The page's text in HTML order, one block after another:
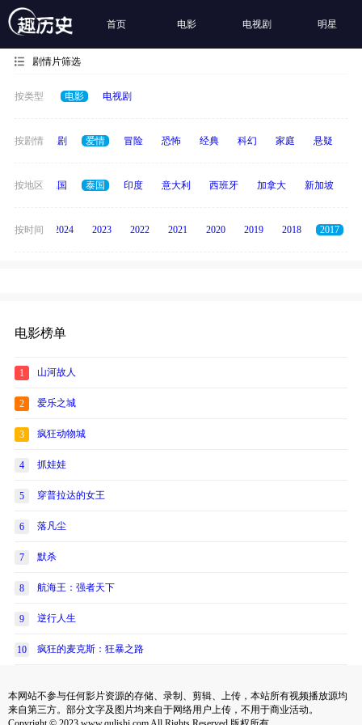
首页 电影 电视剧 明星
剧情片筛选
按类型 电影 电视剧
按剧情
全部 喜剧 爱情 冒险 恐怖 经典 科幻 家庭 悬疑
按地区
韩国 德国 泰国 印度 意大利 西班牙 加拿大 新加坡
按时间
2025 2024 2023 2022 2021 2020 2019 2018 2017
电影榜单
1 山河故人
2 爱乐之城
3 疯狂动物城
4 抓娃娃
5 穿普拉达的女王
6 落凡尘
7 默杀
8 航海王：强者天下
9 逆行人生
10 疯狂的麦克斯：狂暴之路
本网站不参与任何影片资源的存储、录制、剪辑、上传，本站所有视频播放源均
来自第三方。部分文字及图片均来自于网络用户上传，不用于商业活动。